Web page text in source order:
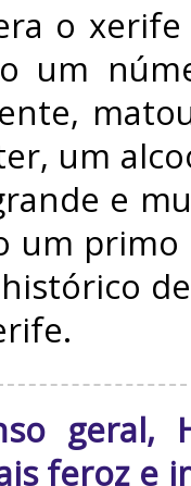
o
um
um
e
um primo
geral,
feroz e